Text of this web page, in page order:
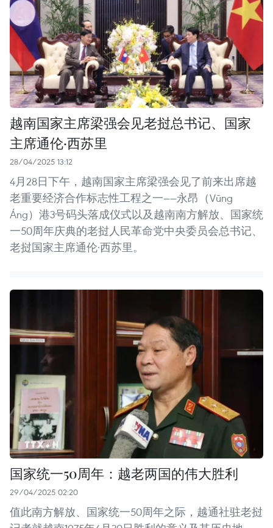
越南国家主席梁强会见老挝总书记、国家
主席通伦·西苏里
28/04/2025 13:12
4月28日下午，越南国家主席梁强会见了前来出席越
老重要经济合作标志性工程之一——永昂（Vũng
Áng）港3号码头落成仪式以及越南南方解放、国家统
一50周年庆典的老挝人民革命党中央委员会总书记、
老挝国家主席通伦·西苏里。
国家统一50周年：越老两国的伟大胜利
29/04/2025 02:20
值此南方解放、国家统一50周年之际，越通社驻老挝